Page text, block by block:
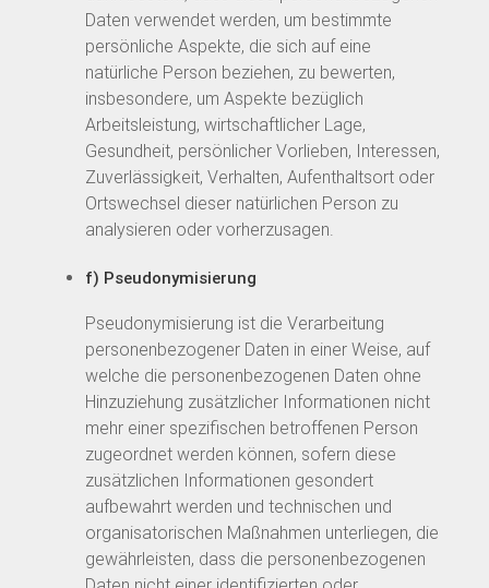
Daten verwendet werden, um bestimmte
persönliche Aspekte, die sich auf eine
natürliche Person beziehen, zu bewerten,
insbesondere, um Aspekte bezüglich
Arbeitsleistung, wirtschaftlicher Lage,
Gesundheit, persönlicher Vorlieben, Interessen,
Zuverlässigkeit, Verhalten, Aufenthaltsort oder
Ortswechsel dieser natürlichen Person zu
analysieren oder vorherzusagen.
f) Pseudonymisierung
Pseudonymisierung ist die Verarbeitung
personenbezogener Daten in einer Weise, auf
welche die personenbezogenen Daten ohne
Hinzuziehung zusätzlicher Informationen nicht
mehr einer spezifischen betroffenen Person
zugeordnet werden können, sofern diese
zusätzlichen Informationen gesondert
aufbewahrt werden und technischen und
organisatorischen Maßnahmen unterliegen, die
gewährleisten, dass die personenbezogenen